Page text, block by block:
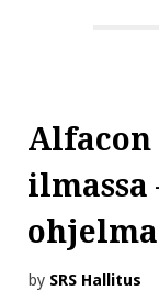
Alfacon
ilmassa
by SRS Hallitus